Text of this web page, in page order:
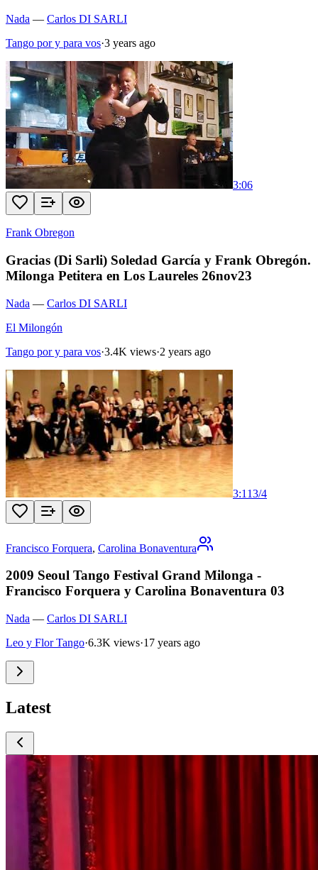
Nada — Carlos DI SARLI
Tango por y para vos·3 years ago
3:06
Frank Obregon
Gracias (Di Sarli) Soledad García y Frank Obregón.
Milonga Petitera en Los Laureles 26nov23
Nada — Carlos DI SARLI
El Milongón
Tango por y para vos·3.4K views·2 years ago
3:113/4
Francisco Forquera, Carolina Bonaventura
2009 Seoul Tango Festival Grand Milonga -
Francisco Forquera y Carolina Bonaventura 03
Nada — Carlos DI SARLI
Leo y Flor Tango·6.3K views·17 years ago
Latest